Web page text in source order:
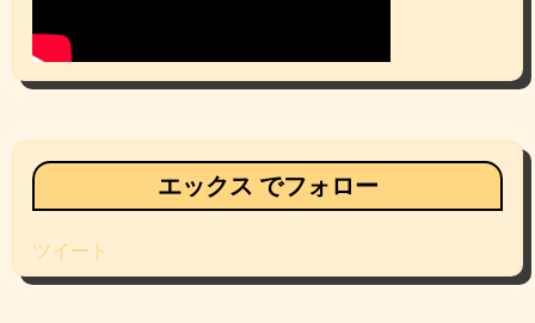
エックス でフォロー
ツイート